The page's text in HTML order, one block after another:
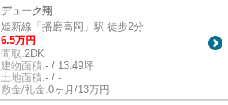
デューク翔
姫新線「播磨高岡」駅 徒歩2分
6.5万円
間取:2DK
建物面積:- / 13.49坪
土地面積:- / -
敷金/礼金:0ヶ月/13万円